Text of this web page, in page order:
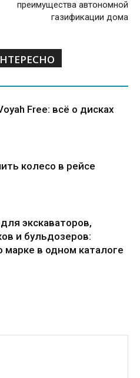
преимущества автономной
газификации дома
Free: всё о дисках
колесо в рейсе
экскаваторов,
и бульдозеров:
марке в одном каталоге